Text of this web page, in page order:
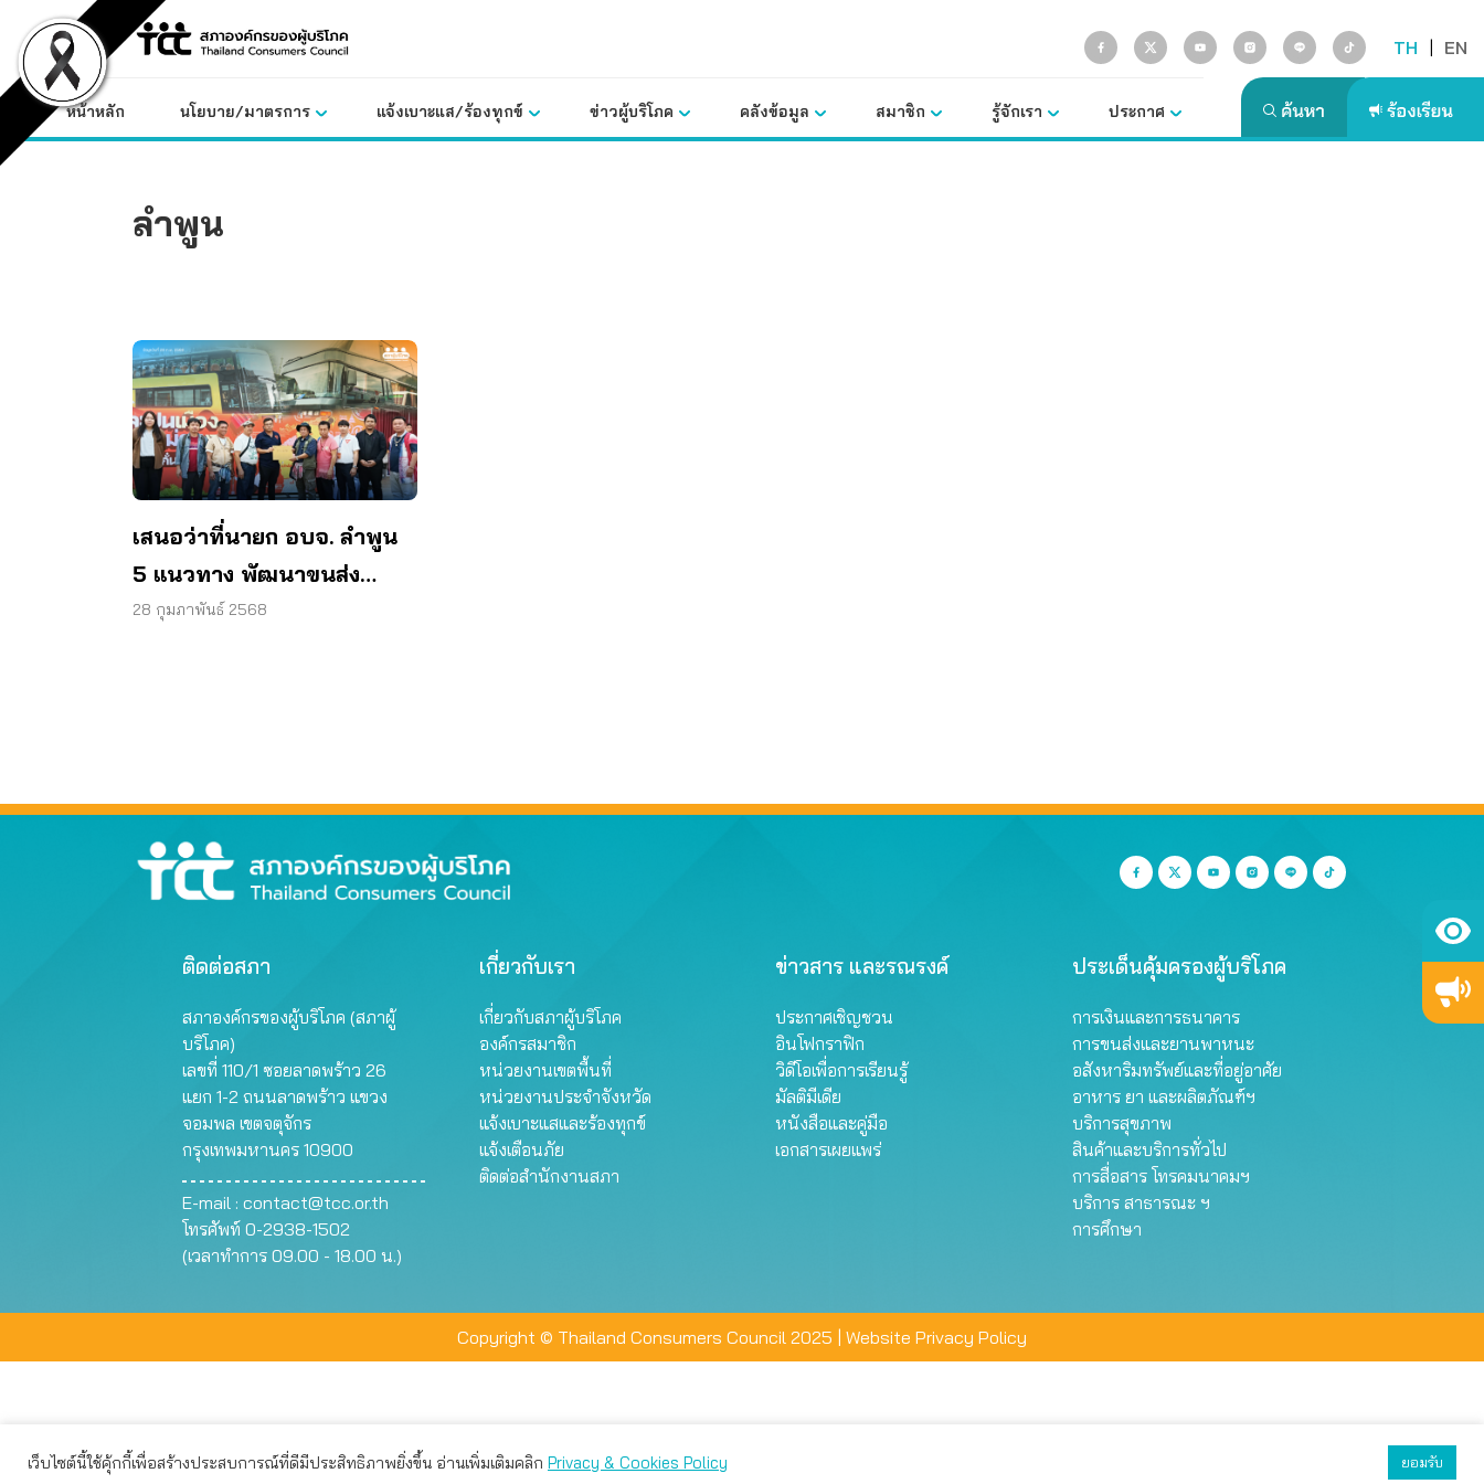
content
TH | EN
หน้าหลัก นโยบาย/มาตรการ แจ้งเบาะแส/ร้องทุกข์ ข่าวผู้บริโภค คลังข้อมูล สมาชิก รู้จักเรา ประกาศ
ลำพูน
เสนอว่าที่นายก อบจ. ลำพูน
5 แนวทาง พัฒนาขนส่ง
ปลอดภัย – เป็นธรรม
28 กุมภาพันธ์ 2568
ติดต่อสภา
สภาองค์กรของผู้บริโภค (สภาผู้
บริโภค)
เลขที่ 110/1 ซอยลาดพร้าว 26
แยก 1-2 ถนนลาดพร้าว แขวง
จอมพล เขตจตุจักร
กรุงเทพมหานคร 10900
E-mail : contact@tcc.or.th
โทรศัพท์ 0-2938-1502
(เวลาทำการ 09.00 - 18.00 น.)
เกี่ยวกับเรา
เกี่ยวกับสภาผู้บริโภค
องค์กรสมาชิก
หน่วยงานเขตพื้นที่
หน่วยงานประจำจังหวัด
แจ้งเบาะแสและร้องทุกข์
แจ้งเตือนภัย
ติดต่อสำนักงานสภา
ข่าวสาร และรณรงค์
ประกาศเชิญชวน
อินโฟกราฟิก
วิดีโอเพื่อการเรียนรู้
มัลติมีเดีย
หนังสือและคู่มือ
เอกสารเผยแพร่
ประเด็นคุ้มครองผู้บริโภค
การเงินและการธนาคาร
การขนส่งและยานพาหนะ
อสังหาริมทรัพย์และที่อยู่อาศัย
อาหาร ยา และผลิตภัณฑ์ฯ
บริการสุขภาพ
สินค้าและบริการทั่วไป
การสื่อสาร โทรคมนาคมฯ
บริการ สาธารณะ ฯ
การศึกษา
Copyright © Thailand Consumers Council 2025 | Website Privacy Policy
เว็บไซต์นี้ใช้คุ้กกี้เพื่อสร้างประสบการณ์ที่ดีมีประสิทธิภาพยิ่งขึ้น อ่านเพิ่มเติมคลิก Privacy & Cookies Policy ยอมรับ
เว็บไซต์นี้ใช้คุกกี้เพื่อมอบประสบการณ์การใช้งานที่ดีให้แก่ท่าน คุณสามารถเลือกตั้งค่าความเป็นส่วนตัวได้